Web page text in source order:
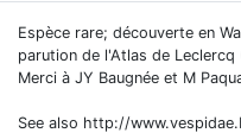
Espèce rare; découverte en
parution de l'Atlas de Leclercq
Merci à JY Baugnée et M
See also http://